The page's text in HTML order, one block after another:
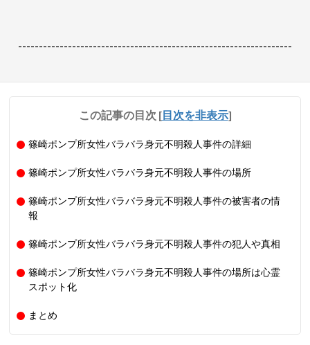
------------------------------------------------------------------
この記事の目次 [目次を非表示]
篠崎ポンプ所女性バラバラ身元不明殺人事件の詳細
篠崎ポンプ所女性バラバラ身元不明殺人事件の場所
篠崎ポンプ所女性バラバラ身元不明殺人事件の被害者の情
報
篠崎ポンプ所女性バラバラ身元不明殺人事件の犯人や真相
篠崎ポンプ所女性バラバラ身元不明殺人事件の場所は心霊
スポット化
まとめ